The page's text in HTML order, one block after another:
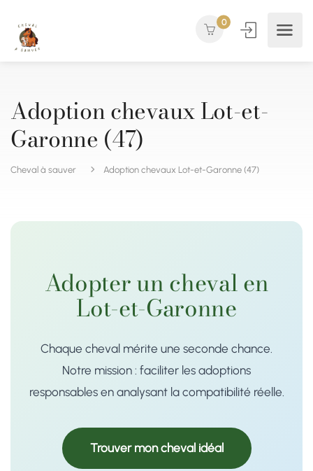
0
Adoption chevaux Lot-et-
Garonne (47)
Cheval à sauver Adoption chevaux Lot-et-Garonne (47)
Adopter un cheval en
Lot-et-Garonne
Chaque cheval mérite une seconde chance.
Notre mission : faciliter les adoptions
responsables en analysant la compatibilité réelle.
Trouver mon cheval idéal